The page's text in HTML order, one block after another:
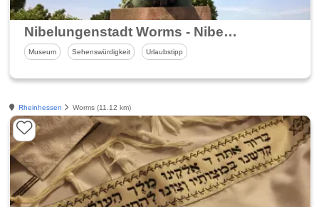
Nibelungenstadt Worms - Nibelungenmuseum und Nibelungenfestspiele
Museum Sehenswürdigkeit Urlaubstipp
Rheinhessen Worms (11.12 km)